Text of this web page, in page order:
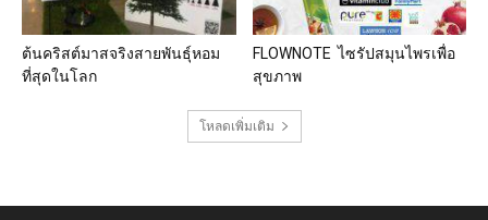
ต้นคริสต์มาสจริงสายพันธุ์หอม
ที่สุดในโลก
FLOWNOTE ไซรัปสมุนไพรเพื่อ
สุขภาพ
โหลดเพิ่มเติม